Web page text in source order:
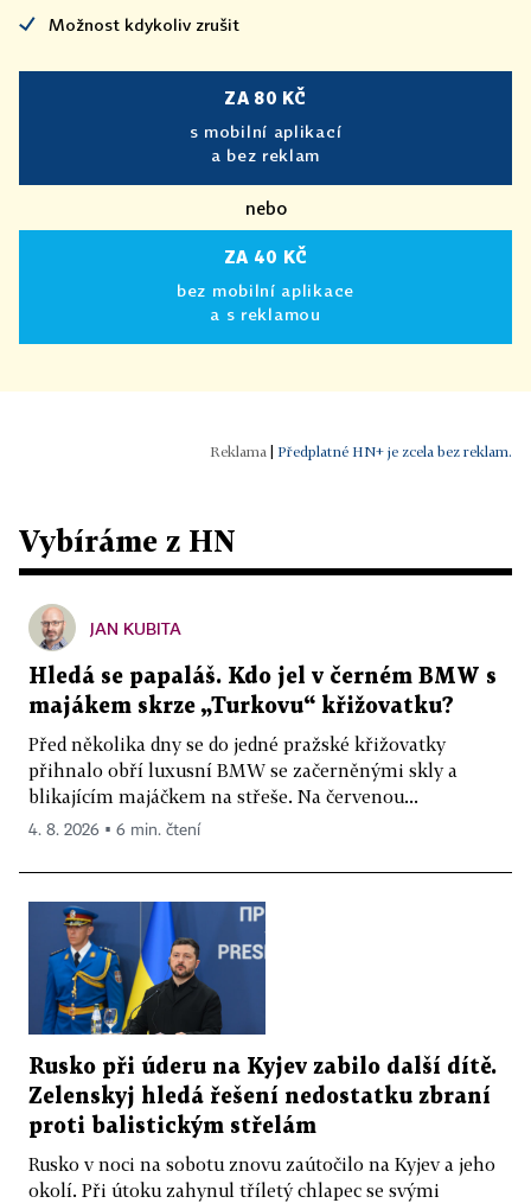
Možnost kdykoliv zrušit
ZA 80 KČ
s mobilní aplikací
a bez reklam
nebo
ZA 40 KČ
bez mobilní aplikace
a s reklamou
| Předplatné HN+ je zcela bez reklam.
Vybíráme z HN
JAN KUBITA
Hledá se papaláš. Kdo jel v černém BMW s
majákem skrze „Turkovu“ křižovatku?
Před několika dny se do jedné pražské křižovatky
přihnalo obří luxusní BMW se začerněnými skly a
blikajícím majáčkem na střeše. Na červenou...
4. 8. 2026 ▪ 6 min. čtení
Rusko při úderu na Kyjev zabilo další dítě.
Zelenskyj hledá řešení nedostatku zbraní
proti balistickým střelám
Rusko v noci na sobotu znovu zaútočilo na Kyjev a jeho
okolí. Při útoku zahynul tříletý chlapec se svými